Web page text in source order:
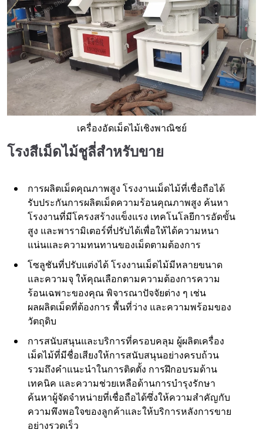
เครื่องอัดเม็ดไม้เชิงพาณิชย์
โรงสีเม็ดไม้ชูลี่สำหรับขาย
การผลิตเม็ดคุณภาพสูง โรงงานเม็ดไม้ที่เชื่อถือได้
รับประกันการผลิตเม็ดความร้อนคุณภาพสูง ค้นหา
โรงงานที่มีโครงสร้างแข็งแรง เทคโนโลยีการอัดขั้น
สูง และพารามิเตอร์ที่ปรับได้เพื่อให้ได้ความหนา
แน่นและความทนทานของเม็ดตามต้องการ
โซลูชันที่ปรับแต่งได้ โรงงานเม็ดไม้มีหลายขนาด
และความจุ ให้คุณเลือกตามความต้องการความ
ร้อนเฉพาะของคุณ พิจารณาปัจจัยต่าง ๆ เช่น
ผลผลิตเม็ดที่ต้องการ พื้นที่ว่าง และความพร้อมของ
วัตถุดิบ
การสนับสนุนและบริการที่ครอบคลุม ผู้ผลิตเครื่อง
เม็ดไม้ที่มีชื่อเสียงให้การสนับสนุนอย่างครบถ้วน
รวมถึงคำแนะนำในการติดตั้ง การฝึกอบรมด้าน
เทคนิค และความช่วยเหลือด้านการบำรุงรักษา
ค้นหาผู้จัดจำหน่ายที่เชื่อถือได้ซึ่งให้ความสำคัญกับ
ความพึงพอใจของลูกค้าและให้บริการหลังการขาย
อย่างรวดเร็ว